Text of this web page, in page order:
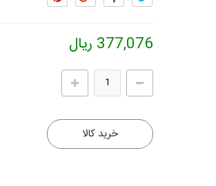
377,076 ریال
خرید کالا